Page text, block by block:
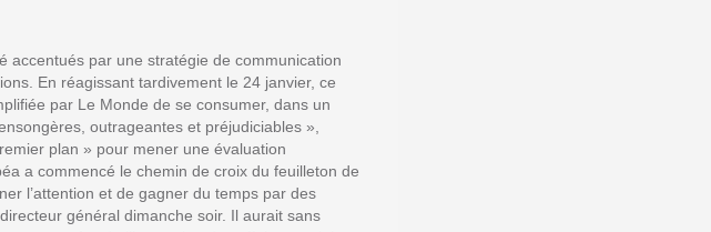
accentués par une stratégie de communication
En réagissant tardivement le 24 janvier, ce
par Le Monde de se consumer, dans un
outrageantes et préjudiciables »,
plan » pour mener une évaluation
a commencé le chemin de croix du feuilleton de
l’attention et de gagner du temps par des
général dimanche soir. Il aurait sans